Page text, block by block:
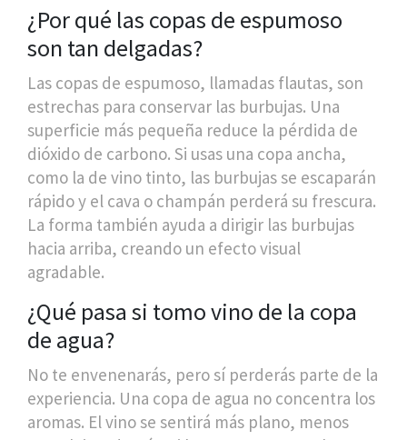
¿Por qué las copas de espumoso
son tan delgadas?
Las copas de espumoso, llamadas flautas, son
estrechas para conservar las burbujas. Una
superficie más pequeña reduce la pérdida de
dióxido de carbono. Si usas una copa ancha,
como la de vino tinto, las burbujas se escaparán
rápido y el cava o champán perderá su frescura.
La forma también ayuda a dirigir las burbujas
hacia arriba, creando un efecto visual
agradable.
¿Qué pasa si tomo vino de la copa
de agua?
No te envenenarás, pero sí perderás parte de la
experiencia. Una copa de agua no concentra los
aromas. El vino se sentirá más plano, menos